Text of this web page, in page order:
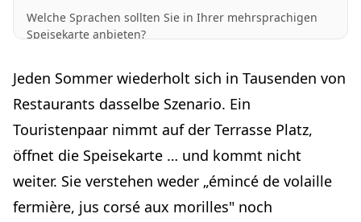
Welche Sprachen sollten Sie in Ihrer mehrsprachigen
Speisekarte anbieten?
Wie Sie die Sprachen Ihrer Gäste identifizieren
Die Übersetzung der Speisekarte: Qualität und typische
Fallstricke
Die drei Qualitätsstufen der Übersetzung
Klassische Fehler bei der Speisekartenübersetzung
Lokalisieren, nicht nur übersetzen
Jeden Sommer wiederholt sich in Tausenden von
Restaurants dasselbe Szenario. Ein
Touristenpaar nimmt auf der Terrasse Platz,
öffnet die Speisekarte … und kommt nicht
weiter. Sie verstehen weder „émincé de volaille
fermière, jus corsé aux morilles" noch